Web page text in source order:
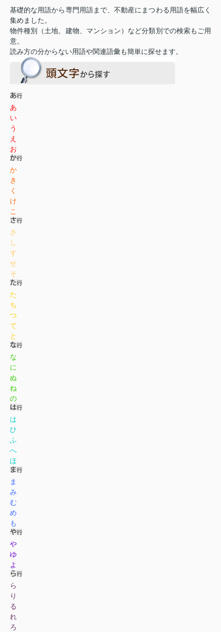
基礎的な用語から専門用語まで、不動産にまつわる用語を幅広く
集めました。
物件種別（土地、建物、マンション）など分類別での検索もご用
意。
読み方の分からない用語や関連語彙も簡単に探せます。
あ
い
う
え
お
か
き
く
け
こ
さ
し
す
せ
そ
た
ち
つ
て
と
な
に
ぬ
ね
の
は
ひ
ふ
へ
ほ
ま
み
む
め
も
や
ゆ
よ
ら
り
る
れ
ろ